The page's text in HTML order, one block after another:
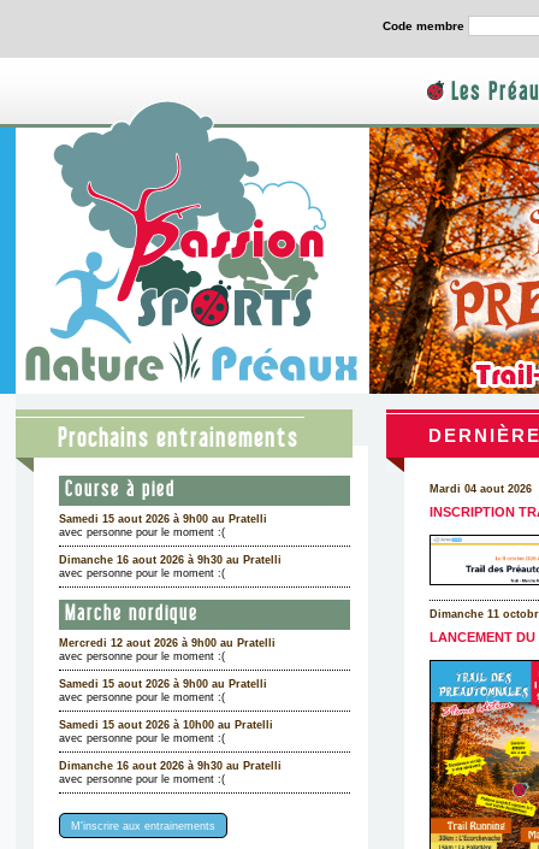
Code membre
Les
Prochains entrainements
Course à pied
Samedi 15 aout 2026 à 9h00 au Pratelli
avec personne pour le moment :(
Dimanche 16 aout 2026 à 9h30 au Pratelli
avec personne pour le moment :(
Marche nordique
Mercredi 12 aout 2026 à 9h00 au Pratelli
avec personne pour le moment :(
Samedi 15 aout 2026 à 9h00 au Pratelli
avec personne pour le moment :(
Samedi 15 aout 2026 à 10h00 au Pratelli
avec personne pour le moment :(
Dimanche 16 aout 2026 à 9h30 au Pratelli
avec personne pour le moment :(
M'inscrire aux entrainements
Mardi 04 aout 2026
INSCRIPTION
Dimanche 11
LANCEMENT